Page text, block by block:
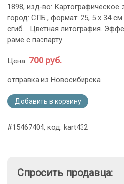
1898, изд-во: Картографическое
город: СПБ., формат: 25, 5 х 34
сгиб. . Цветная литография.
раме с паспарту
Цена: 700 руб.
отправка из Новосибирска
Добавить в корзину
#15467404, код: kart432
Спросить продавца: